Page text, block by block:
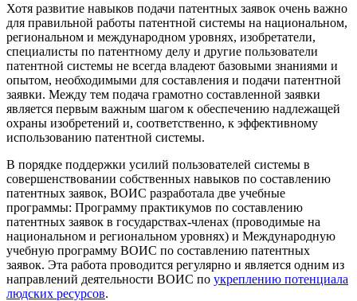
Хотя развитие навыков подачи патентных заявок очень важно
для правильной работы патентной системы на национальном,
региональном и международном уровнях, изобретатели,
специалисты по патентному делу и другие пользователи
патентной системы не всегда владеют базовыми знаниями и
опытом, необходимыми для составления и подачи патентной
заявки. Между тем подача грамотно составленной заявки
является первым важным шагом к обеспечению надлежащей
охраны изобретений и, соответственно, к эффективному
использованию патентной системы.
В порядке поддержки усилий пользователей системы в
совершенствовании собственных навыков по составлению
патентных заявок, ВОИС разработала две учебные
программы: Программу практикумов по составлению
патентных заявок в государствах-членах (проводимые на
национальном и региональном уровнях) и Международную
учебную программу ВОИС по составлению патентных
заявок. Эта работа проводится регулярно и является одним из
направлений деятельности ВОИС по укреплению потенциала
людских ресурсов.